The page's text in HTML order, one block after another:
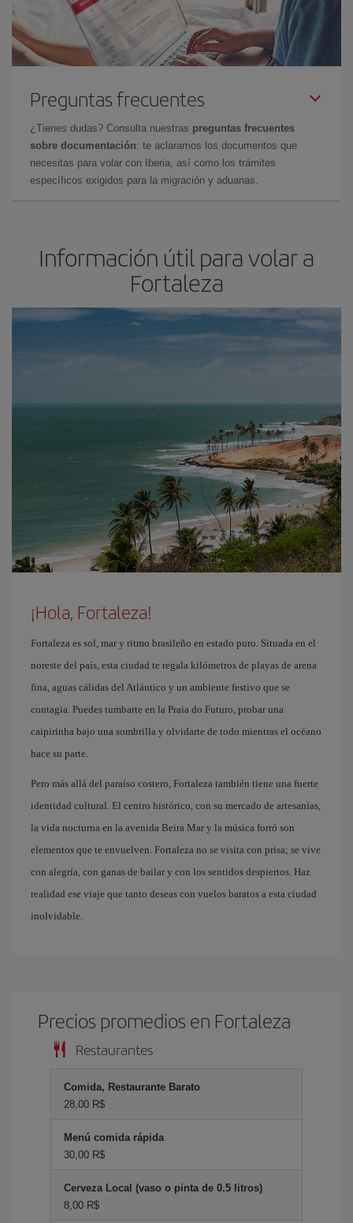
Preguntas frecuentes
¿Tienes dudas? Consulta nuestras preguntas frecuentes
sobre documentación: te aclaramos los documentos que
necesitas para volar con Iberia, así como los trámites
específicos exigidos para la migración y aduanas.
Información útil para volar a
Fortaleza
¡Hola, Fortaleza!
Fortaleza es sol, mar y ritmo brasileño en estado puro. Situada en el
noreste del país, esta ciudad te regala kilómetros de playas de arena
fina, aguas cálidas del Atlántico y un ambiente festivo que se
contagia. Puedes tumbarte en la Praia do Futuro, probar una
caipirinha bajo una sombrilla y olvidarte de todo mientras el océano
hace su parte.
Pero más allá del paraíso costero, Fortaleza también tiene una fuerte
identidad cultural. El centro histórico, con su mercado de artesanías,
la vida nocturna en la avenida Beira Mar y la música forró son
elementos que te envuelven. Fortaleza no se visita con prisa; se vive
con alegría, con ganas de bailar y con los sentidos despiertos. Haz
realidad ese viaje que tanto deseas con vuelos baratos a esta ciudad
inolvidable.
Precios promedios en Fortaleza
Restaurantes
Comida, Restaurante Barato
28,00 R$
Menú comida rápida
30,00 R$
Cerveza Local (vaso o pinta de 0.5 litros)
8,00 R$